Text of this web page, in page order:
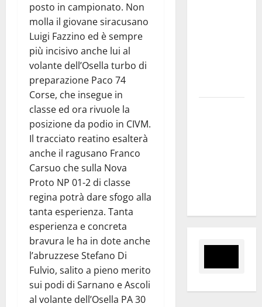
posto in campionato. Non
molla il giovane siracusano
Luigi Fazzino ed è sempre
più incisivo anche lui al
volante dell’Osella turbo di
preparazione Paco 74
Corse, che insegue in
classe ed ora rivuole la
posizione da podio in CIVM.
Il tracciato reatino esalterà
anche il ragusano Franco
Carsuo che sulla Nova
Proto NP 01-2 di classe
regina potrà dare sfogo alla
tanta esperienza. Tanta
esperienza e concreta
bravura le ha in dote anche
l’abruzzese Stefano Di
Fulvio, salito a pieno merito
sui podi di Sarnano e Ascoli
al volante dell’Osella PA 30